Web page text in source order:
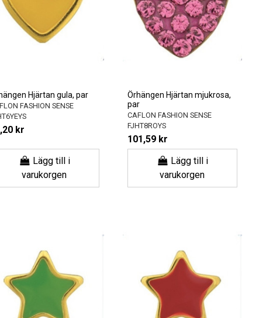
Hjärtan gula, par
FASHION SENSE
kr
Lägg till i
varukorgen
Örhängen Hjärtan mjukrosa,
par
CAFLON FASHION SENSE
FJHT8ROYS
101,59 kr
Lägg till i
varukorgen